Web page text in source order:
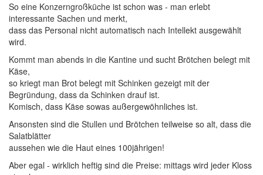
So eine Konzerngroßküche ist schon was - man erlebt
interessante Sachen und merkt,
dass das Personal nicht automatisch nach Intellekt ausgewählt
wird.
Kommt man abends in die Kantine und sucht Brötchen belegt mit
Käse,
so kriegt man Brot belegt mit Schinken gezeigt mit der
Begründung, dass da Schinken drauf ist.
Komisch, dass Käse sowas außergewöhnliches ist.
Ansonsten sind die Stullen und Brötchen teilweise so alt, dass die
Salatblätter
aussehen wie die Haut eines 100jährigen!
Aber egal - wirklich heftig sind die Preise: mittags wird jeder Kloss